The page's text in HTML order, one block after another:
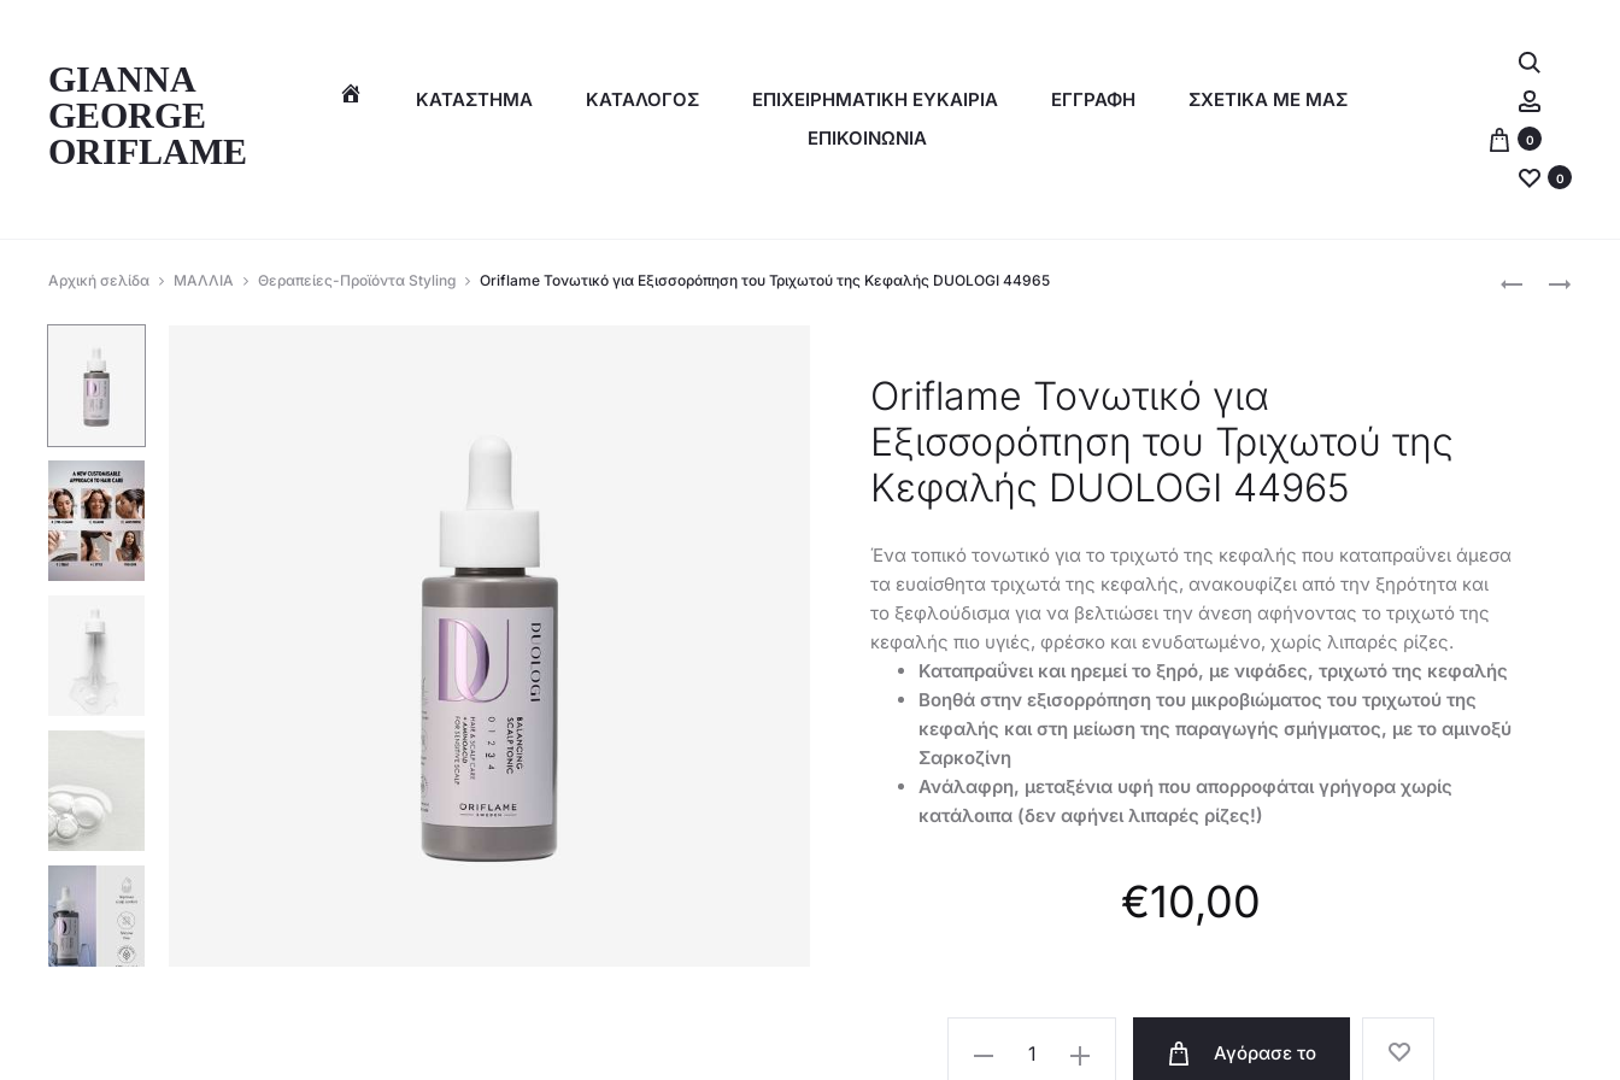
GIANNA
GEORGE
ORIFLAME
ΚΑΤΆΣΤΗΜΑ ΚΑΤΑΛΟΓΟΣ ΕΠΙΧΕΙΡΗΜΑΤΙΚΗ ΕΥΚΑΙΡΙΑ ΕΓΓΡΑΦΗ
ΣΧΕΤΙΚΑ ΜΕ ΜΑΣ
ΕΠΙΚΟΙΝΩΝΙΑ
0
0
ORIFLAME
ORIFLAME
Αρχική σελίδα ΜΑΛΛΙΑ Θεραπείες-Προϊόντα Styling Oriflame Toνωτικό για Εξισσορόπηση του Τριχωτού της Κεφαλής DUOLOGI 44965
Oriflame Toνωτικό για
Εξισσορόπηση του Τριχωτού της
Κεφαλής DUOLOGI 44965
Ένα τοπικό τονωτικό για το τριχωτό της κεφαλής που καταπραΰνει άμεσα
τα ευαίσθητα τριχωτά της κεφαλής, ανακουφίζει από την ξηρότητα και
το ξεφλούδισμα για να βελτιώσει την άνεση αφήνοντας το τριχωτό της
κεφαλής πιο υγιές, φρέσκο και ενυδατωμένο, χωρίς λιπαρές ρίζες.
Καταπραΰνει και ηρεμεί το ξηρό, με νιφάδες, τριχωτό της κεφαλής
Βοηθά στην εξισορρόπηση του μικροβιώματος του τριχωτού της
κεφαλής και στη μείωση της παραγωγής σμήγματος, με το αμινοξύ
Σαρκοζίνη
Ανάλαφρη, μεταξένια υφή που απορροφάται γρήγορα χωρίς
κατάλοιπα (δεν αφήνει λιπαρές ρίζες!)
€10,00
Oriflame
Αγόρασε το